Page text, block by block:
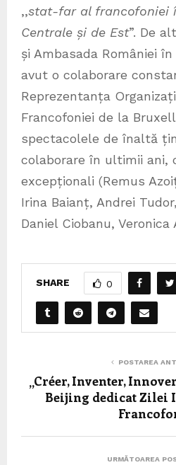
,,stat-far al francofoniei
Centrale și de Est”. De
și Ambasada României
avut o colaborare
Reprezentanța
Francofoniei de la
spectacolele de înaltă
colaborare în ultimii ani,
excepționali (Remus
Irina Baianț, Andrei
Daniel Ciobanu, Veronica
SHARE 0
POSTAREA
„Créer, Inventer,
Beijing dedicat Zilei
URMĂTOAREA